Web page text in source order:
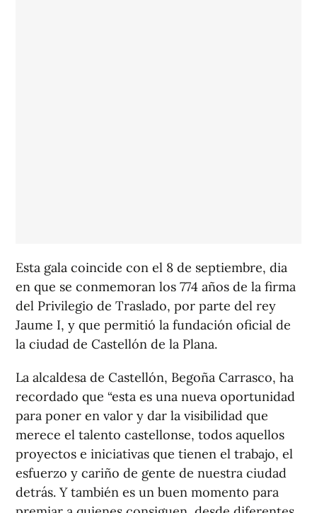
Esta gala coincide con el 8 de septiembre, dia
en que se conmemoran los 774 años de la firma
del Privilegio de Traslado, por parte del rey
Jaume I, y que permitió la fundación oficial de
la ciudad de Castellón de la Plana.
La alcaldesa de Castellón, Begoña Carrasco, ha
recordado que “esta es una nueva oportunidad
para poner en valor y dar la visibilidad que
merece el talento castellonse, todos aquellos
proyectos e iniciativas que tienen el trabajo, el
esfuerzo y cariño de gente de nuestra ciudad
detrás. Y también es un buen momento para